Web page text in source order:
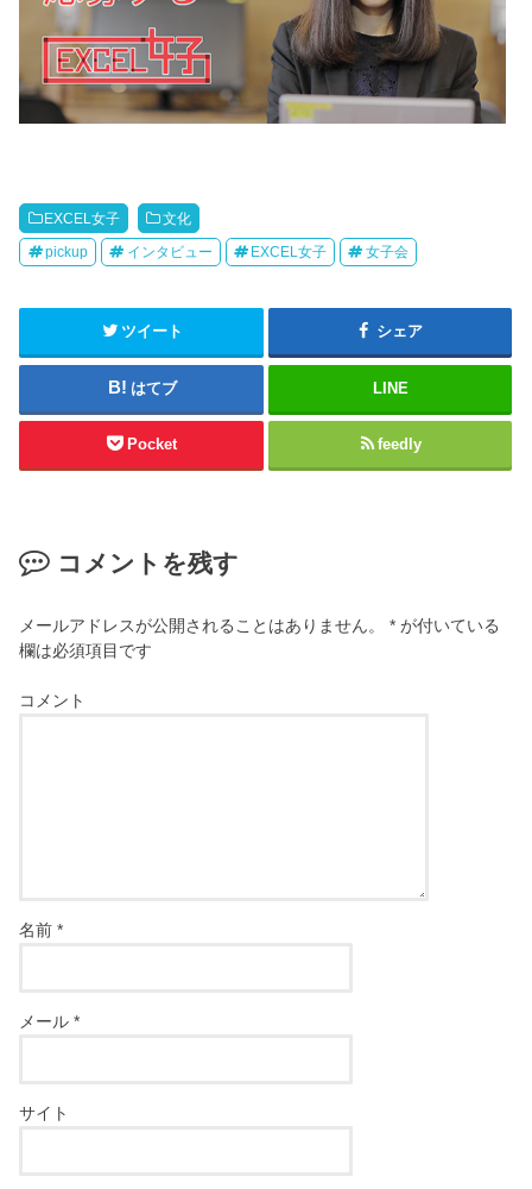
EXCEL女子 文化
pickup インタビュー EXCEL女子 女子会
ツイート シェア
はてブ LINE
Pocket feedly
コメントを残す
メールアドレスが公開されることはありません。 * が付いている
欄は必須項目です
コメント
名前*
メール*
サイト